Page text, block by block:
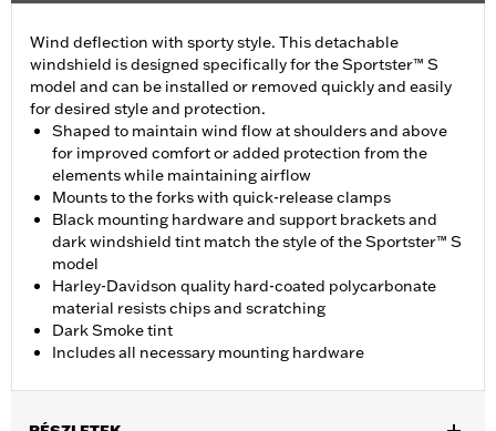
Wind deflection with sporty style. This detachable
windshield is designed specifically for the Sportster™ S
model and can be installed or removed quickly and easily
for desired style and protection.
Shaped to maintain wind flow at shoulders and above
for improved comfort or added protection from the
elements while maintaining airflow
Mounts to the forks with quick-release clamps
Black mounting hardware and support brackets and
dark windshield tint match the style of the Sportster™ S
model
Harley-Davidson quality hard-coated polycarbonate
material resists chips and scratching
Dark Smoke tint
Includes all necessary mounting hardware